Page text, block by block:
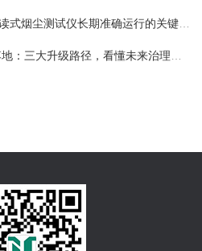
烟尘测试仪长期准确运行的关键步骤
三大升级路径，看懂未来治理方向